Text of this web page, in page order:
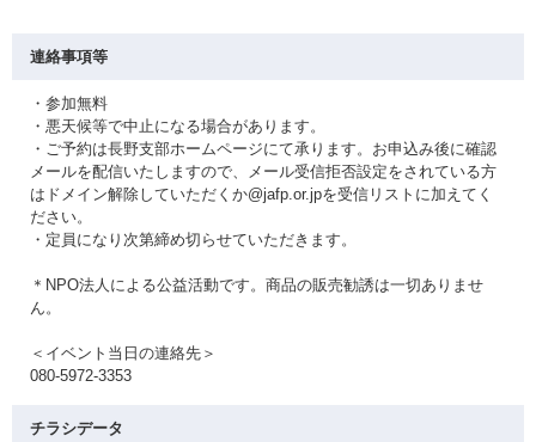
連絡事項等
・参加無料
・悪天候等で中止になる場合があります。
・ご予約は長野支部ホームページにて承ります。お申込み後に確認
メールを配信いたしますので、メール受信拒否設定をされている方
はドメイン解除していただくか@jafp.or.jpを受信リストに加えてく
ださい。
・定員になり次第締め切らせていただきます。
＊NPO法人による公益活動です。商品の販売勧誘は一切ありませ
ん。
＜イベント当日の連絡先＞
080-5972-3353
チラシデータ